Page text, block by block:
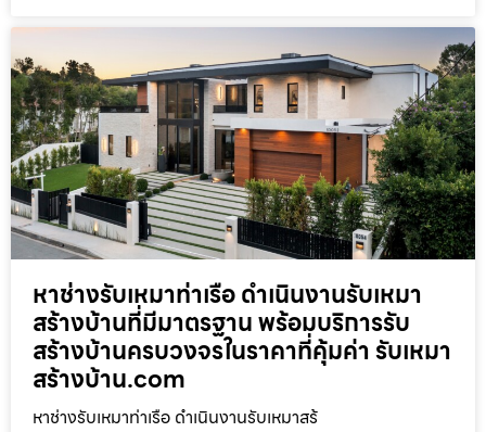
หาช่างรับเหมาท่าเรือ ดำเนินงานรับเหมา
สร้างบ้านที่มีมาตรฐาน พร้อมบริการรับ
สร้างบ้านครบวงจรในราคาที่คุ้มค่า รับเหมา
สร้างบ้าน.com
หาช่างรับเหมาท่าเรือ ดำเนินงานรับเหมาสร้